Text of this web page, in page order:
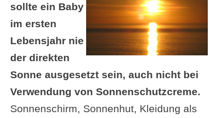
sollte ein Baby
im ersten
Lebensjahr nie
der direkten
Sonne ausgesetzt sein, auch nicht bei
Verwendung von Sonnenschutzcreme.
Sonnenschirm, Sonnenhut, Kleidung als